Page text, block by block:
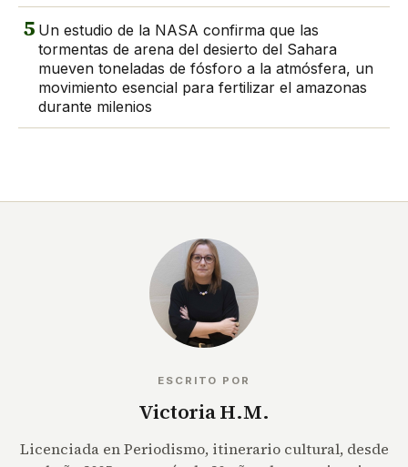
5 Un estudio de la NASA confirma que las
tormentas de arena del desierto del Sahara
mueven toneladas de fósforo a la atmósfera, un
movimiento esencial para fertilizar el amazonas
durante milenios
ESCRITO POR
Victoria H.M.
Licenciada en Periodismo, itinerario cultural, desde